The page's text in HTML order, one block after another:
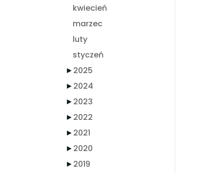
kwiecień
marzec
luty
styczeń
►2025
►2024
►2023
►2022
►2021
►2020
►2019